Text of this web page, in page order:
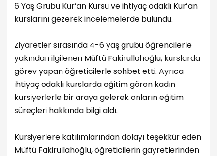
6 Yaş Grubu Kur’an Kursu ve ihtiyaç odaklı Kur’an
kurslarını gezerek incelemelerde bulundu.
Ziyaretler sırasında 4-6 yaş grubu öğrencilerle
yakından ilgilenen Müftü Fakirullahoğlu, kurslarda
görev yapan öğreticilerle sohbet etti. Ayrıca
ihtiyaç odaklı kurslarda eğitim gören kadın
kursiyerlerle bir araya gelerek onların eğitim
süreçleri hakkında bilgi aldı.
Kursiyerlere katılımlarından dolayı teşekkür eden
Müftü Fakirullahoğlu, öğreticilerin gayretlerinden